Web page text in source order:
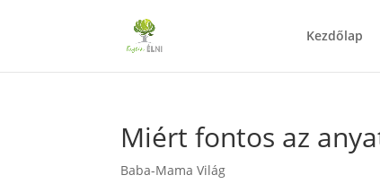
Kezdőlap
Miért fontos az
Baba-Mama Világ